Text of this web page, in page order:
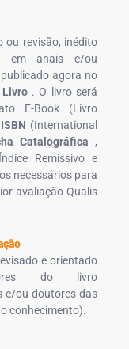
ou revisão, inédito
em anais e/ou
agora no
. O livro será
E-Book (Livro
ISBN (International
Catalográfica ,
Remissivo e
necessários para
avaliação Qualis
e orientado
do livro
e/ou doutores das
conhecimento).